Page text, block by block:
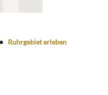
Ruhrgebiet erleben